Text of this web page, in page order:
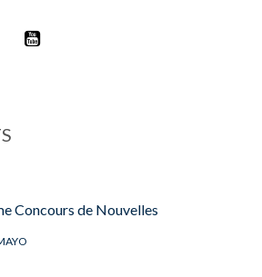
Concours de Nouvelles